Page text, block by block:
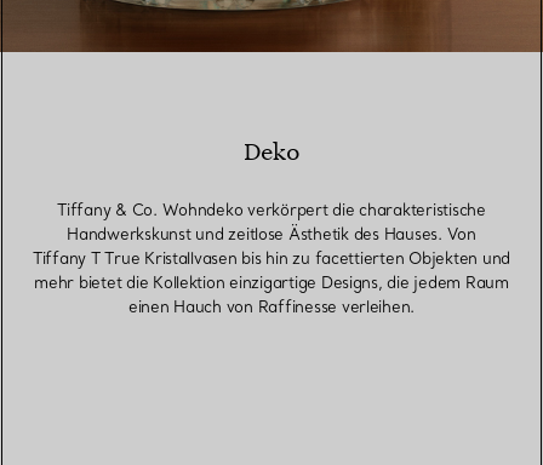
Deko
Tiffany & Co. Wohndeko verkörpert die charakteristische
Handwerkskunst und zeitlose Ästhetik des Hauses. Von
Tiffany T True Kristallvasen bis hin zu facettierten Objekten und
mehr bietet die Kollektion einzigartige Designs, die jedem Raum
einen Hauch von Raffinesse verleihen.